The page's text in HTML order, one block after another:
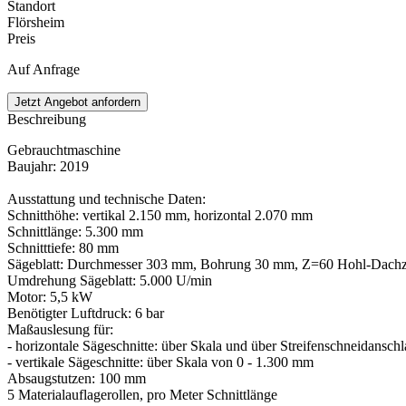
Standort
Flörsheim
Preis
Auf Anfrage
Jetzt Angebot anfordern
Beschreibung
Gebrauchtmaschine
Baujahr: 2019
Ausstattung und technische Daten:
Schnitthöhe: vertikal 2.150 mm, horizontal 2.070 mm
Schnittlänge: 5.300 mm
Schnitttiefe: 80 mm
Sägeblatt: Durchmesser 303 mm, Bohrung 30 mm, Z=60 Hohl-
Umdrehung Sägeblatt: 5.000 U/min
Motor: 5,5 kW
Benötigter Luftdruck: 6 bar
Maßauslesung für:
- horizontale Sägeschnitte: über Skala und über
- vertikale Sägeschnitte: über Skala von 0 - 1.300 mm
Absaugstutzen: 100 mm
5 Materialauflagerollen, pro Meter Schnittlänge